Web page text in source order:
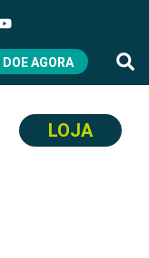
DOE AGORA
LOJA